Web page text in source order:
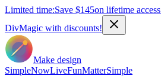
Limited time:Save $145on lifetime access
DivMagic with discounts!
Make design
SimpleNowLiveFunMatterSimple